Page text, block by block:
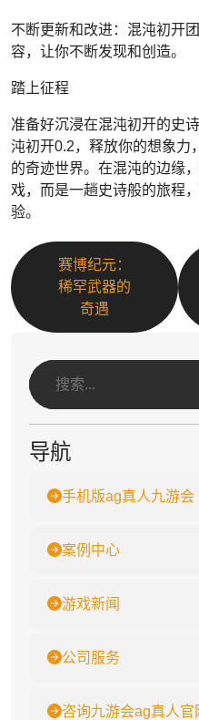
不断更新和改进：混沌初开
容，让你不断发现和创造。
踏上征程
准备好沉浸在混沌初开的史
沌初开0.2，释放你的想象力
的奇迹世界。在混沌的边缘
戏，而是一趟史诗般的旅程
验。
赛博纪元：
稀罕武器的
奇遇
导航
手机版ag真人九游会
案例中心
游戏新闻
公司服务
咨询九游会ag真人官